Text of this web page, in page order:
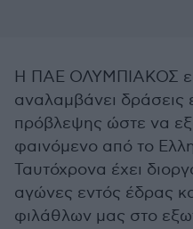
Η ΠΑΕ ΟΛΥΜΠΙΑΚΟΣ
αναλαμβάνει δράσεις
πρόβλεψης ώστε να
φαινόμενο από το
Ταυτόχρονα έχει
αγώνες εντός έδρας
φιλάθλων μας στο